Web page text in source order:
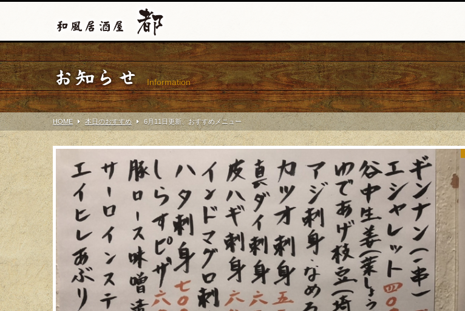
お知らせ Information
HOME 本日のおすすめ 6月11日更新、おすすめメニュー